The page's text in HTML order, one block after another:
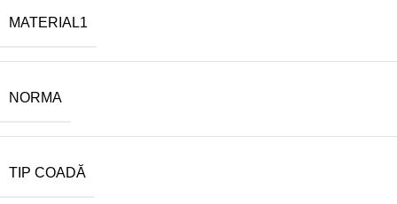
MATERIAL1
NORMA
TIP COADĂ